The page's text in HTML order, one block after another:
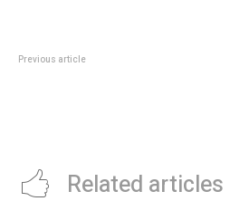
Previous article
Related articles